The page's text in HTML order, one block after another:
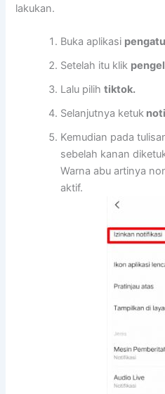
lakukan.
Buka aplikasi
Setelah itu klik
Lalu pilihtiktok.
Selanjutnya ketuk
Kemudian pada
sebelah kanan
Warna abu artinya
aktif.